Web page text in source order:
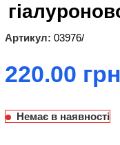
Артикул: 03976/
грн
Немає в наявності